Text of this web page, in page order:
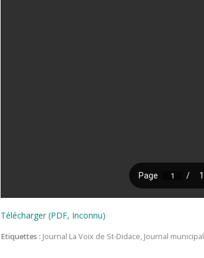
Télécharger (PDF, Inconnu)
Etiquettes : Journal La Voix de St-Didace, Journal municipal